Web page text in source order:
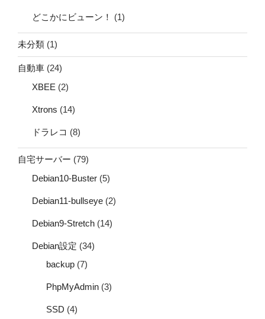
どこかにビューン！ (1)
未分類 (1)
自動車 (24)
XBEE (2)
Xtrons (14)
ドラレコ (8)
自宅サーバー (79)
Debian10-Buster (5)
Debian11-bullseye (2)
Debian9-Stretch (14)
Debian設定 (34)
backup (7)
PhpMyAdmin (3)
SSD (4)